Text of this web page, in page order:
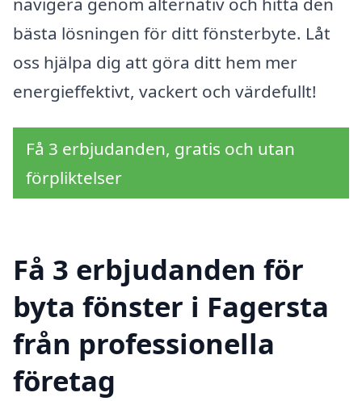
bästa lösningen för ditt fönsterbyte. Låt
oss hjälpa dig att göra ditt hem mer
energieffektivt, vackert och värdefullt!
Få 3 erbjudanden, gratis och utan
förpliktelser
Få 3 erbjudanden för
byta fönster i Fagersta
från professionella
företag